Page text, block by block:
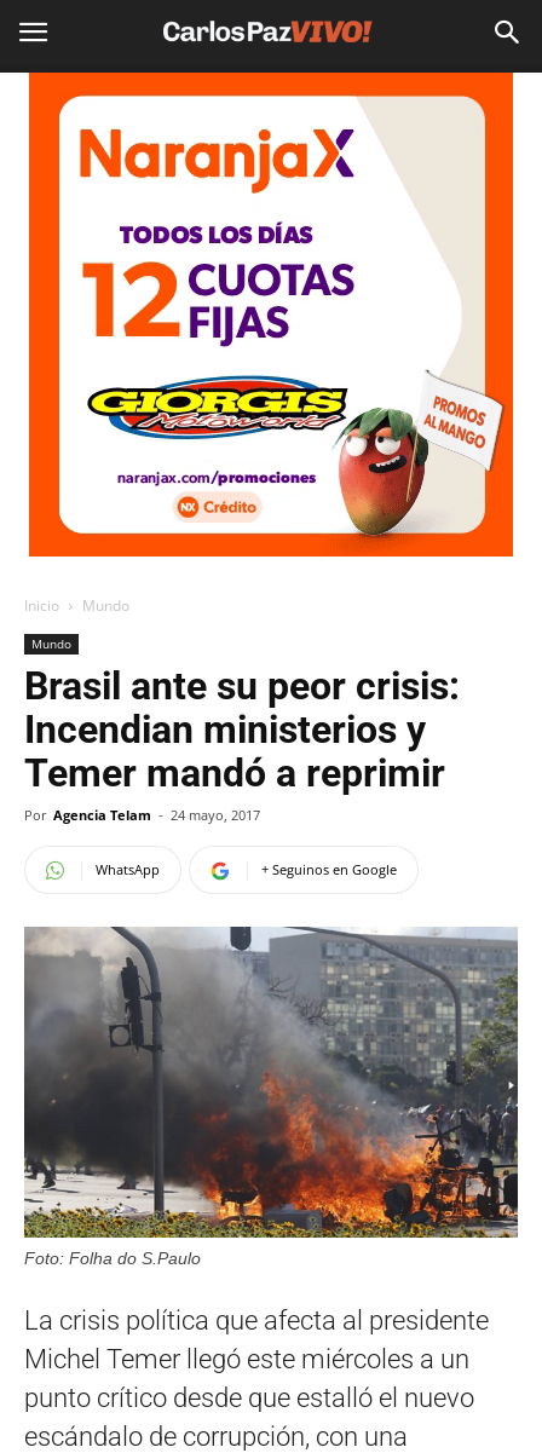
Inicio Mundo
Mundo
Brasil ante su peor crisis:
Incendian ministerios y
Temer mandó a reprimir
Por Agencia Telam - 24 mayo, 2017
WhatsApp + Seguinos en Google
Foto: Folha do S.Paulo
La crisis política que afecta al presidente
Michel Temer llegó este miércoles a un
punto crítico desde que estalló el nuevo
escándalo de corrupción, con una